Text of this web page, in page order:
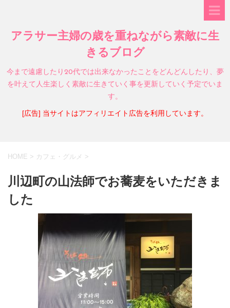
アラサー主婦の歳を重ねながら素敵に生
きるブログ
今まで遠慮したり20代では出来なかったことをどんどんしたり、夢
を叶えて人生楽しく素敵に生きていく事を更新していく予定でいま
す。
[広告] 当サイトはアフィリエイト広告を利用しています。
HOME > カフェ・グルメ >
川辺町の山法師でお蕎麦をいただきま
した